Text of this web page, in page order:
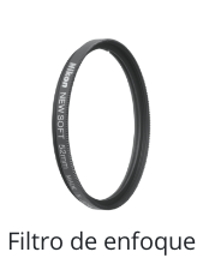
Filtro de enfoque